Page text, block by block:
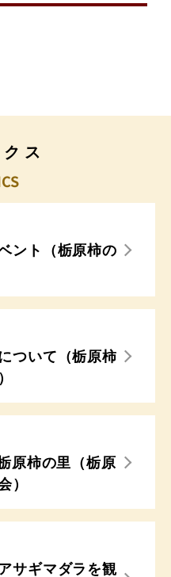
ス
ント（栃原柿の
ついて（栃原柿
原柿の里（栃原
）
サギマダラを観